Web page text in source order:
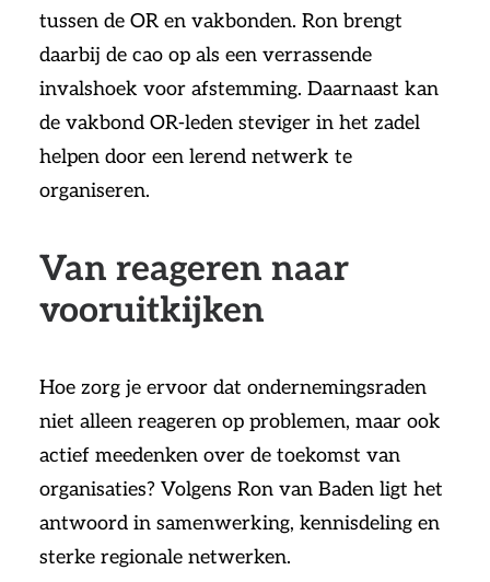
tussen de OR en vakbonden. Ron brengt
daarbij de cao op als een verrassende
invalshoek voor afstemming. Daarnaast kan
de vakbond OR-leden steviger in het zadel
helpen door een lerend netwerk te
organiseren.
Van reageren naar
vooruitkijken
Hoe zorg je ervoor dat ondernemingsraden
niet alleen reageren op problemen, maar ook
actief meedenken over de toekomst van
organisaties? Volgens Ron van Baden ligt het
antwoord in samenwerking, kennisdeling en
sterke regionale netwerken.